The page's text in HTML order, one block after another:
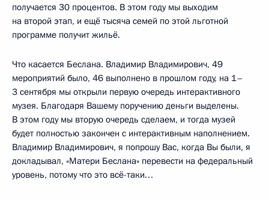
получается 30 процентов. В этом году мы выходим
на второй этап, и ещё тысяча семей по этой льготной
программе получит жильё.
Что касается Беслана. Владимир Владимирович, 49
мероприятий было, 46 выполнено в прошлом году, на 1–
3 сентября мы открыли первую очередь интерактивного
музея. Благодаря Вашему поручению деньги выделены.
В этом году мы вторую очередь сделаем, и тогда музей
будет полностью закончен с интерактивным наполнением.
Владимир Владимирович, я попрошу Вас, когда Вы были, я
докладывал, «Матери Беслана» перевести на федеральный
уровень, потому что это всё-таки…